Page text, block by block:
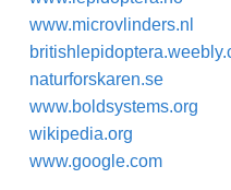
www.microvlinders.nl
naturforskaren.se
www.boldsystems.org
wikipedia.org
www.google.com